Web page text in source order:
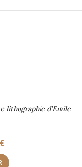
lithographie d’Emile
€